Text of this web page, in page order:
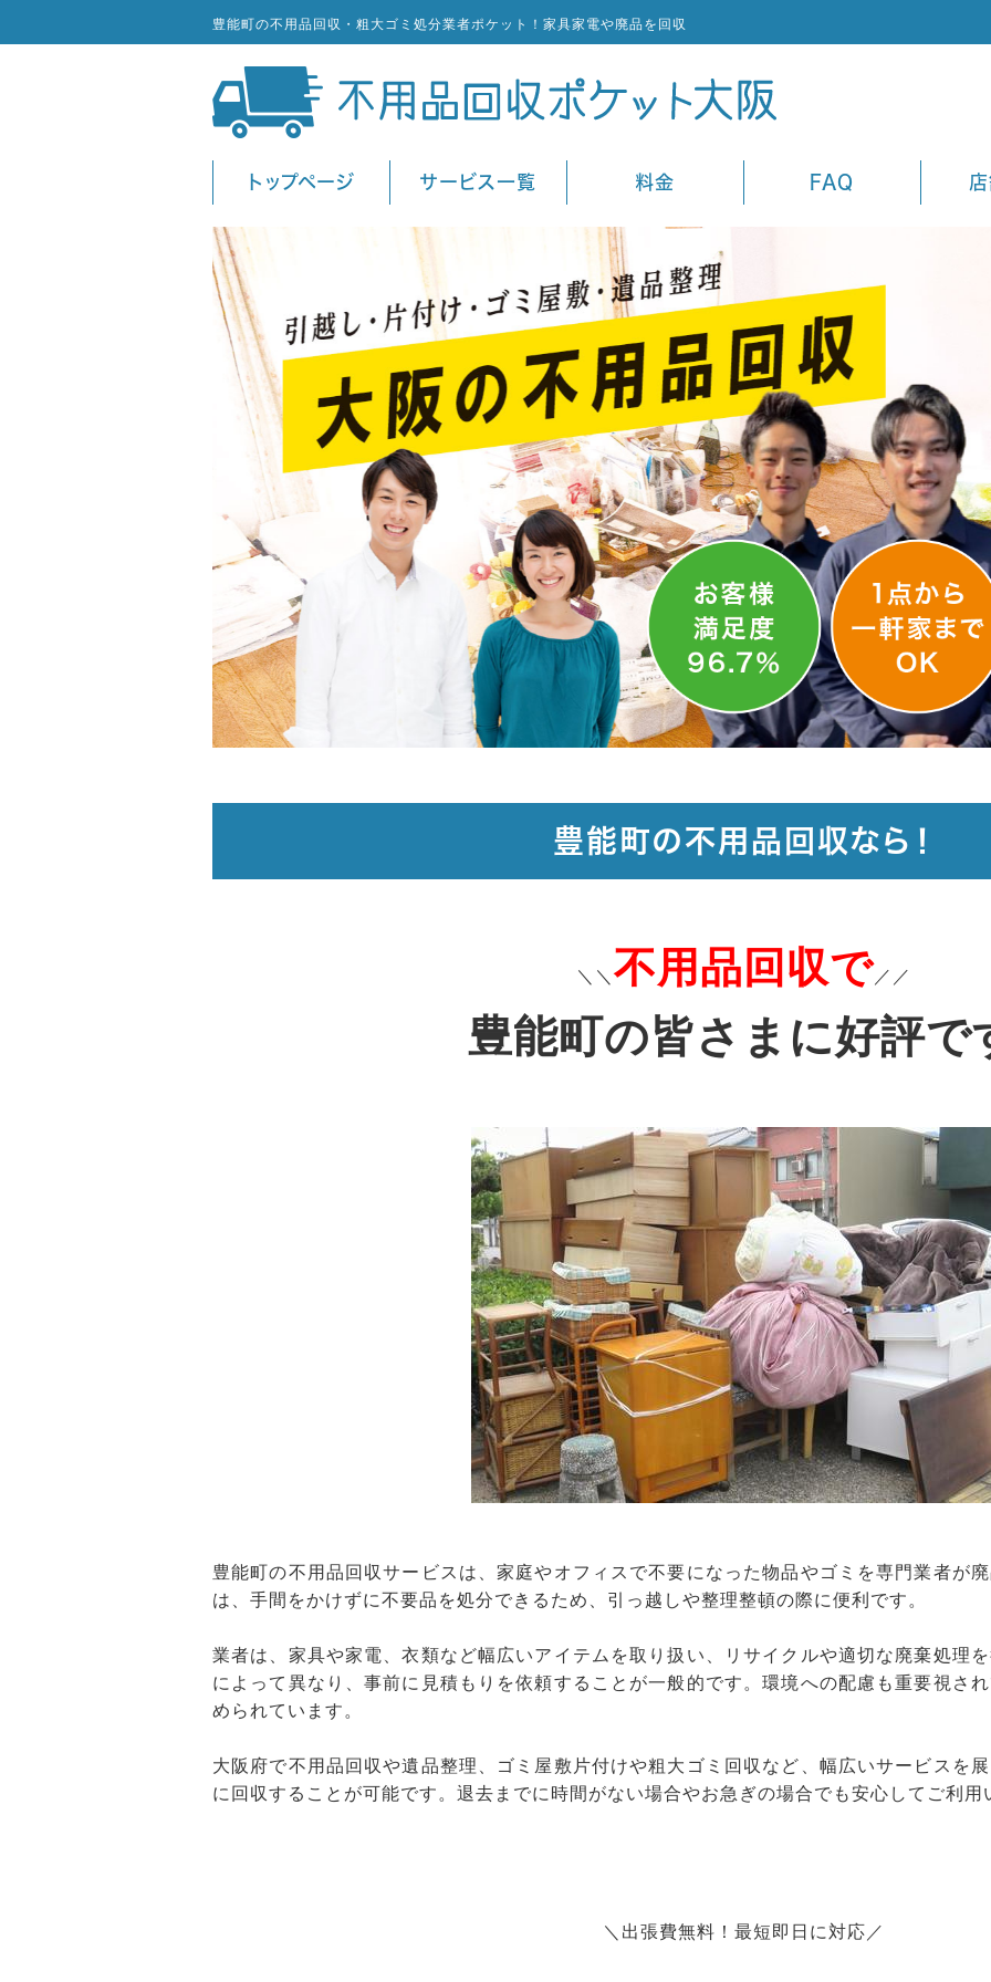
豊能町の不用品回収・粗大ゴミ処分業者ポケット！家具家電や廃品を回収
トップページ サービス一覧 料金 FAQ
豊能町の不用品回収なら！
＼＼ 不用品回収で ／／
豊能町の皆さまに好評で
豊能町の不用品回収サービスは、家庭やオフィスで不要になった物品やゴミを専門業者が
は、手間をかけずに不要品を処分できるため、引っ越しや整理整頓の際に便利です。
業者は、家具や家電、衣類など幅広いアイテムを取り扱い、リサイクルや適切な廃棄処理
によって異なり、事前に見積もりを依頼することが一般的です。環境への配慮も重要視さ
められています。
大阪府で不用品回収や遺品整理、ゴミ屋敷片付けや粗大ゴミ回収など、幅広いサービスを
に回収することが可能です。退去までに時間がない場合やお急ぎの場合でも安心してご利用
＼出張費無料！最短即日に対応／